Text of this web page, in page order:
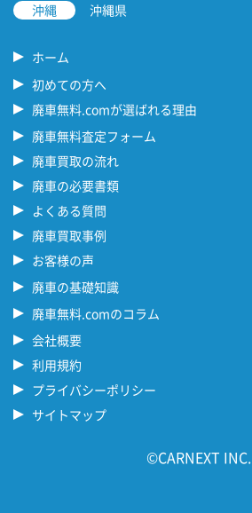
沖縄 沖縄県
ホーム
初めての方へ
廃車無料.comが選ばれる理由
廃車無料査定フォーム
廃車買取の流れ
廃車の必要書類
よくある質問
廃車買取事例
お客様の声
廃車の基礎知識
廃車無料.comのコラム
会社概要
利用規約
プライバシーポリシー
サイトマップ
©CARNEXT INC.